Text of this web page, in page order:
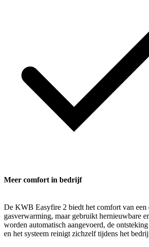
Meer comfort in bedrijf
De KWB Easyfire 2 biedt het comfort van een
gasverwarming, maar gebruikt hernieuwbare
worden automatisch aangevoerd, de
en het systeem reinigt zichzelf tijdens het